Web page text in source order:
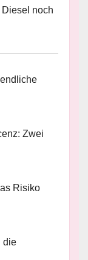
noch
Zwei
Risiko
die